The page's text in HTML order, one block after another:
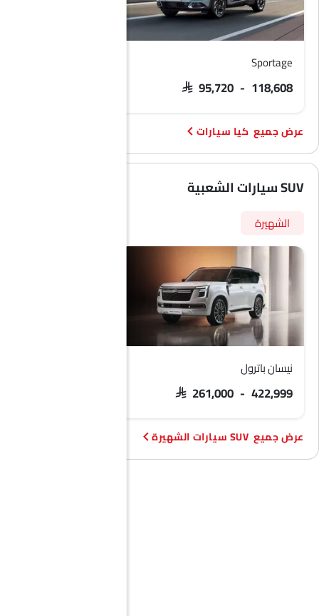
Sportage
SAR 95,720 - 118,608
كيا سيارات
SUV سيارات الشعبية
الشهيرة
نيسان باترول
SAR 261,000 - 422,999
SUV سيارات الشهيرة